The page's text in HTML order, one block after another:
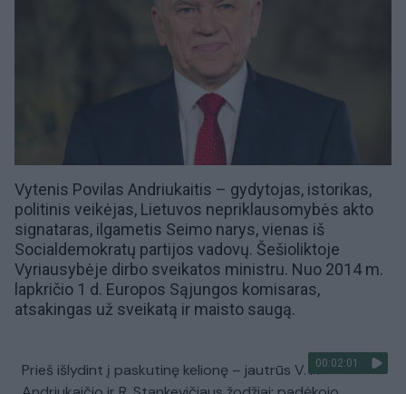
Vytenis Povilas Andriukaitis – gydytojas, istorikas,
politinis veikėjas, Lietuvos nepriklausomybės akto
signataras, ilgametis Seimo narys, vienas iš
Socialdemokratų partijos vadovų. Šešioliktoje
Vyriausybėje dirbo sveikatos ministru. Nuo 2014 m.
lapkričio 1 d. Europos Sąjungos komisaras,
atsakingas už sveikatą ir maisto saugą.
00:02:01
Prieš išlydint į paskutinę kelionę – jautrūs V. P.